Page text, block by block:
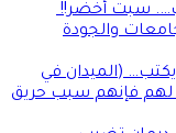
سبت أخضر!!
والجودة
(الميدان في
لهم فإنهم سبب حريق